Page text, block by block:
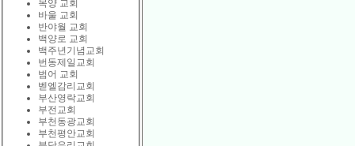
목양 교회
바울 교회
반야월 교회
백양로 교회
백주년기념교회
번동제일교회
범어 교회
벧엘감리교회
부산영락교회
부전교회
부천동광교회
부천평안교회